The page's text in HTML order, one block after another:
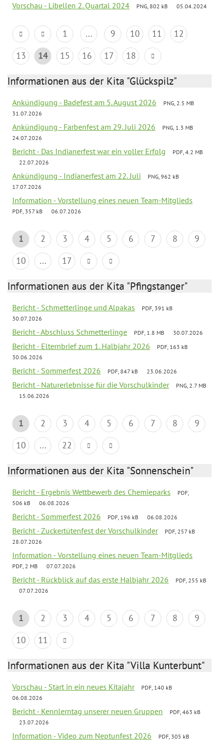
Vorschau - Libellen 2. Quartal 2024 PNG, 802 kB 05.04.2024
1 ... 9 10 11
12
13
14 15 16 17 18
Informationen aus der Kita "Glückspilz"
Ankündigung - Badefest am 5. August 2026
PNG, 2.5 MB
31.07.2026
Ankündigung - Farbenfest am 29. Juli 2026
PNG, 1.3 MB
24.07.2026
Bericht - Das Indianerfest war ein voller Erfolg
PDF, 4.2 MB
22.07.2026
Ankündigung - Indianerfest am 22. Juli
PNG, 962 kB
17.07.2026
Information - Vorstellung eines neuen Team-Mitglieds
PDF, 357 kB 06.07.2026
1 2 3 4 5 6 7 8
9
10
... 17
Informationen aus der Kita "Pfingstanger"
Bericht - Schmetterlinge und Alpakas
PDF, 391 kB
30.07.2026
Bericht - Abschluss Schmetterlinge PDF, 1.8 MB 30.07.2026
Bericht - Elternbrief zum 1. Halbjahr 2026
PDF, 163 kB
30.06.2026
Bericht - Sommerfest 2026 PDF, 847 kB 23.06.2026
Bericht - Naturerlebnisse für die Vorschulkinder
PNG, 2.7 MB
15.06.2026
1 2 3 4 5 6 7 8
9
10
... 22
Informationen aus der Kita "Sonnenschein"
Bericht - Ergebnis Wettbewerb des Chemieparks
PDF,
506 kB
06.08.2026
Bericht - Sommerfest 2026 PDF, 196 kB 06.08.2026
Bericht - Zuckertütenfest der Vorschulkinder
PDF, 257 kB
28.07.2026
Information - Vorstellung eines neuen Team-Mitglieds
PDF, 2 MB 07.07.2026
Bericht - Rückblick auf das erste Halbjahr 2026
PDF, 255 kB
07.07.2026
1 2 3 4 5 6 7 8
9
10
11
Informationen aus der Kita "Villa Kunterbunt"
Vorschau - Start in ein neues Kitajahr
PDF, 140 kB
06.08.2026
Bericht - Kennlerntag unserer neuen Gruppen
PDF, 463 kB
23.07.2026
Information - Video zum Neptunfest 2026 PDF, 305 kB